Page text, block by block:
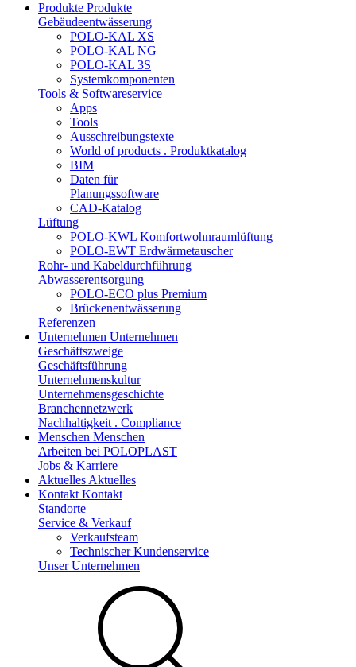
Produkte Produkte
Gebäudeentwässerung
POLO-KAL XS
POLO-KAL NG
POLO-KAL 3S
Systemkomponenten
Tools & Softwareservice
Apps
Tools
Ausschreibungstexte
World of products . Produktkatalog
BIM
Daten für
Planungssoftware
CAD-Katalog
Lüftung
POLO-KWL Komfortwohnraumlüftung
POLO-EWT Erdwärmetauscher
Rohr- und Kabeldurchführung
Abwasserentsorgung
POLO-ECO plus Premium
Brückenentwässerung
Referenzen
Unternehmen Unternehmen
Geschäftszweige
Geschäftsführung
Unternehmenskultur
Unternehmensgeschichte
Branchennetzwerk
Nachhaltigkeit . Compliance
Menschen Menschen
Arbeiten bei POLOPLAST
Jobs & Karriere
Aktuelles Aktuelles
Kontakt Kontakt
Standorte
Service & Verkauf
Verkaufsteam
Technischer Kundenservice
Unser Unternehmen